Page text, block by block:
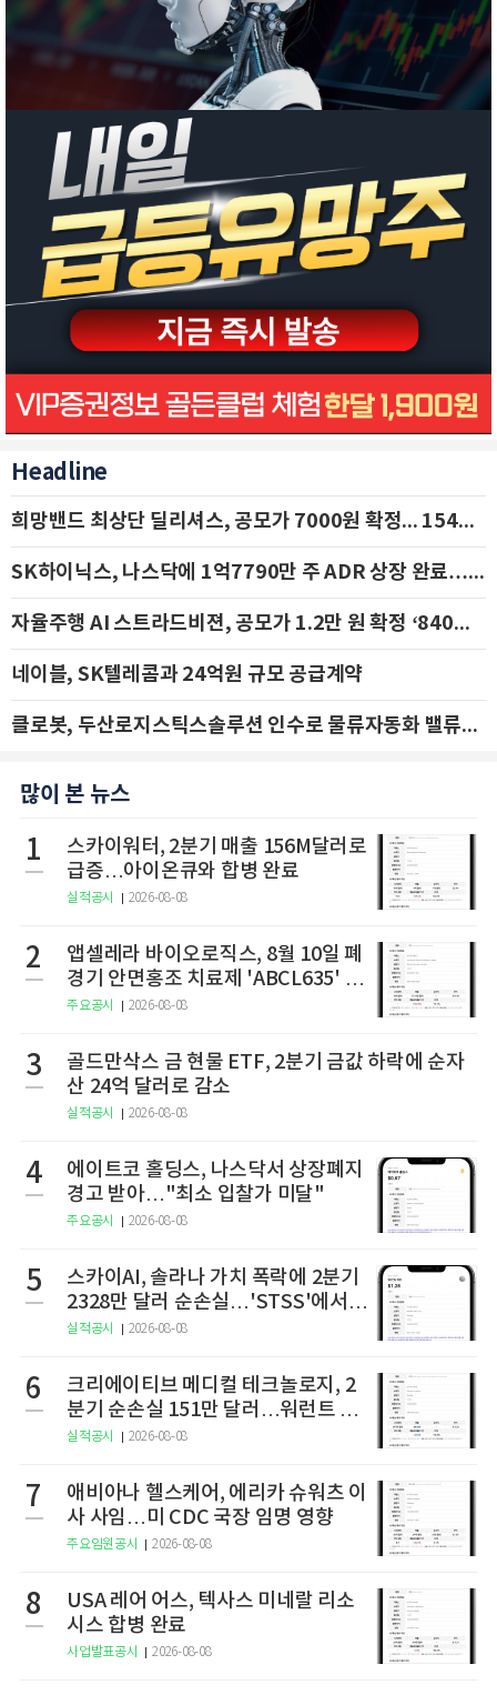
Headline
희망밴드 최상단 딜리셔스, 공모가 7000원 확정... 154억 규모 IPO 돌입
SK하이닉스, 나스닥에 1억7790만 주 ADR 상장 완료…29일 국내 추가 상장
자율주행 AI 스트라드비젼, 공모가 1.2만 원 확정 ‘840억 수혈’
네이블, SK텔레콤과 24억원 규모 공급계약
클로봇, 두산로지스틱스솔루션 인수로 물류자동화 밸류체인 확장 추진 - IBK투자증권
많이 본 뉴스
1
스카이워터, 2분기 매출 156M달러로
급증…아이온큐와 합병 완료
실적공시 2026-08-08
2
앱셀레라 바이오로직스, 8월 10일 폐
경기 안면홍조 치료제 'ABCL635' 임
상 2상 결과 발표
주요공시 2026-08-08
3
골드만삭스 금 현물 ETF, 2분기 금값 하락에 순자
산 24억 달러로 감소
실적공시 2026-08-08
4
에이트코 홀딩스, 나스닥서 상장폐지
경고 받아…"최소 입찰가 미달"
주요공시 2026-08-08
5
스카이AI, 솔라나 가치 폭락에 2분기
2328만 달러 순손실…'STSS'에서
사명·티커 변경 완료
실적공시 2026-08-08
6
크리에이티브 메디컬 테크놀로지, 2
분기 순손실 151만 달러…워런트 행
사로 446만 달러 조달
실적공시 2026-08-08
7
애비아나 헬스케어, 에리카 슈워츠 이
사 사임…미 CDC 국장 임명 영향
주요임원공시 2026-08-08
8
USA 레어 어스, 텍사스 미네랄 리소
시스 합병 완료
사업발표공시 2026-08-08